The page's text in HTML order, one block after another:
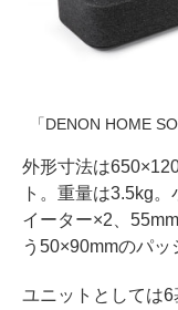
「DENON HOME
外形寸法は
ト。重量は3.5kg
イーター×2、
う50×90mmのパッ
ユニットとしては